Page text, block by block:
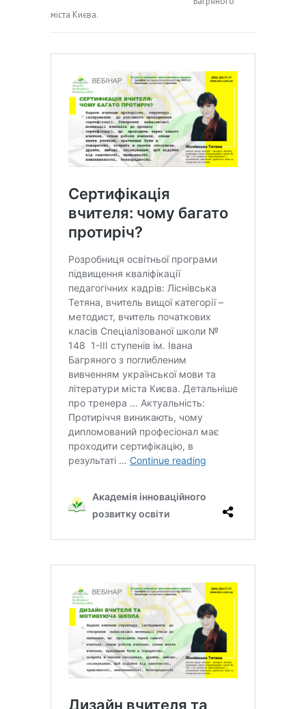
міста Києва.